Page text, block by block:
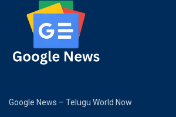
Google News – Telugu World Now